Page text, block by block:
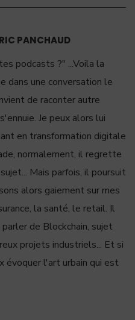
PANCHAUD
podcasts ?" ...Voila la
dans une conversation le
de raconter autre
Je peux alors lui
en transformation digitale
normalement, il regrette
Mais parfois, il poursuit
alors gaiement sur mes
la santé, le retail. Il
de Blockchain, sujet
projets industriels... Et si
évoquer l'art urbain qui est